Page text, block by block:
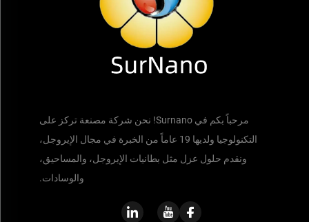
مرحباً بكم في Surnano! نحن شركة مصنعة تركز على
التكنولوجيا ولديها 19 عاماً من الخبرة في مجال الإيروجل،
ونقدم حلول عزل مثل بطانيات الإيروجل، والمساحيق،
والوسادات.